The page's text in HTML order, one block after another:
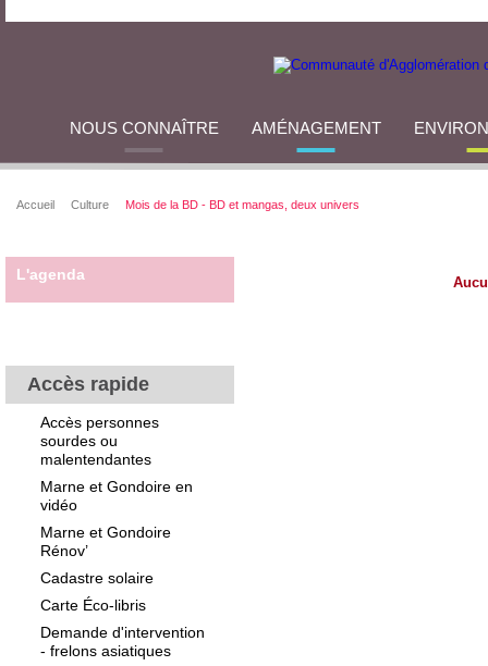
NOUS CONNAÎTRE AMÉNAGEMENT
Accueil Culture Mois de la BD - BD et mangas, deux univers
L'agenda
Accès rapide
Accès personnes
sourdes ou
malentendantes
Marne et Gondoire en
vidéo
Marne et Gondoire
Rénov’
Cadastre solaire
Carte Éco-libris
Demande d'intervention
- frelons asiatiques